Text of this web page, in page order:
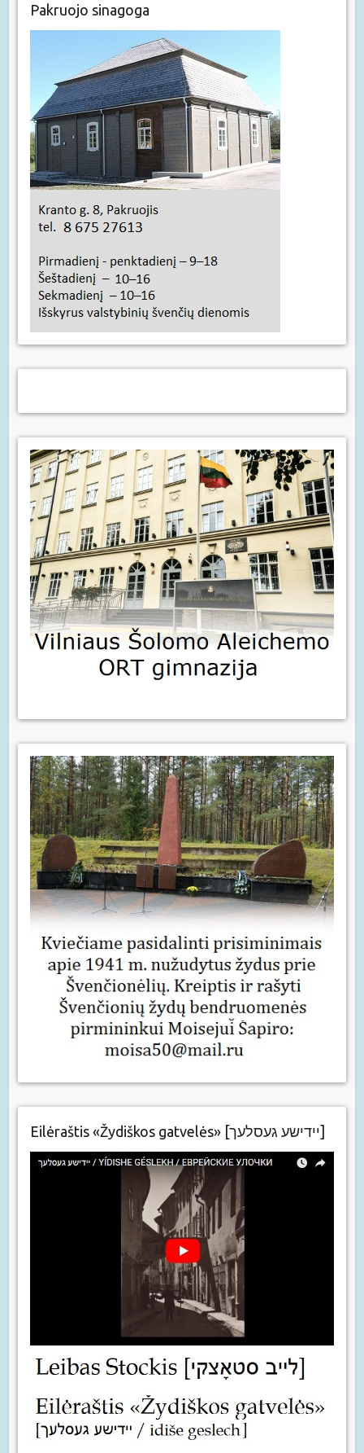
Pakruojo sinagoga
Eilėraštis «Žydiškos gatvelės» [יידישע געסלעך]